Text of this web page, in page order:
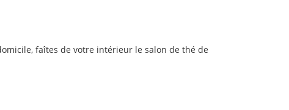
faîtes de votre intérieur le salon de thé de